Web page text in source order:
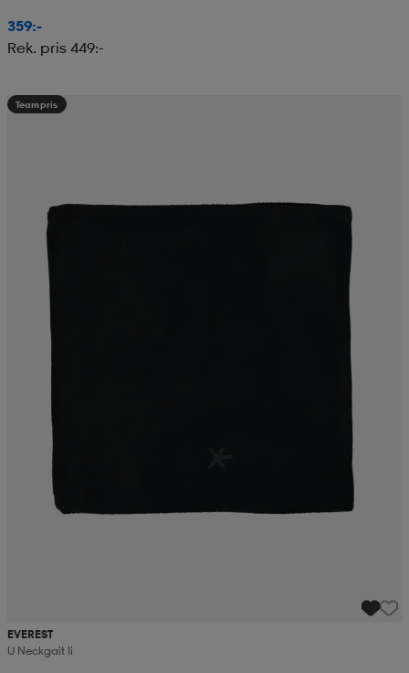
359:-
Rek. pris 449:-
Teampris
EVEREST
U Neckgait Ii